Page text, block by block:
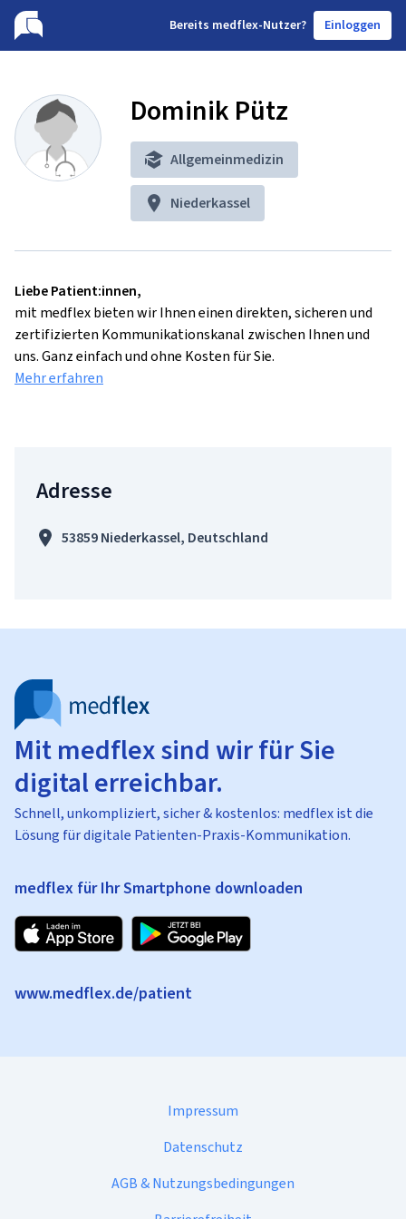
Bereits medflex-Nutzer? Einloggen
Dominik Pütz
Allgemeinmedizin
Niederkassel
Liebe Patient:innen,
mit medflex bieten wir Ihnen einen direkten, sicheren und
zertifizierten Kommunikationskanal zwischen Ihnen und
uns. Ganz einfach und ohne Kosten für Sie.
Mehr erfahren
Adresse
53859 Niederkassel, Deutschland
Mit medflex sind wir für Sie
digital erreichbar.
Schnell, unkompliziert, sicher & kostenlos: medflex ist die
Lösung für digitale Patienten-Praxis-Kommunikation.
medflex für Ihr Smartphone downloaden
www.medflex.de/patient
Impressum
Datenschutz
AGB & Nutzungsbedingungen